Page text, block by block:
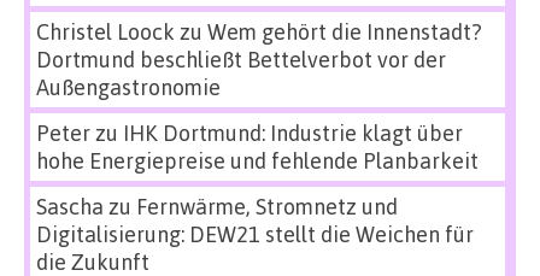
Christel Loock zu Wem gehört die Innenstadt?
Dortmund beschließt Bettelverbot vor der
Außengastronomie
Peterzu IHK Dortmund: Industrie klagt über
hohe Energiepreise und fehlende Planbarkeit
Sascha zu Fernwärme, Stromnetz und
Digitalisierung: DEW21 stellt die Weichen für
die Zukunft